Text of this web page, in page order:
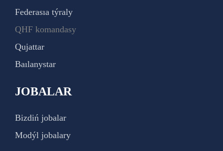
Federasıa týraly
QHF komandasy
Qujattar
Baılanystar
JOBALAR
Bizdiń jobalar
Modýl jobalary